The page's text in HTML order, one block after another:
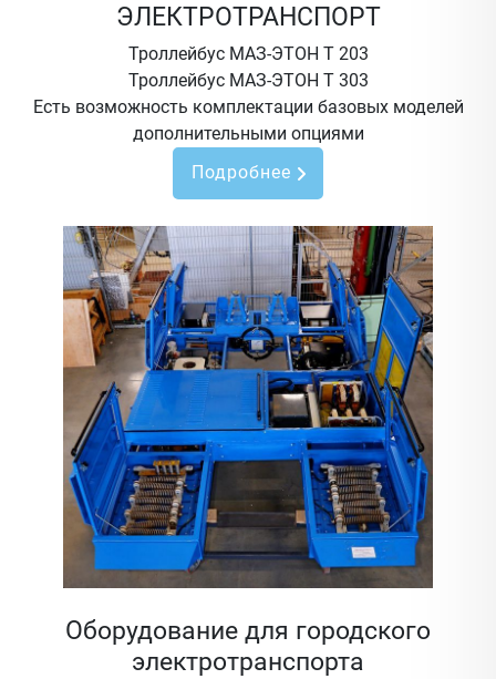
ЭЛЕКТРОТРАНСПОРТ
Троллейбус МАЗ-ЭТОН Т 203
Троллейбус МАЗ-ЭТОН Т 303
Есть возможность комплектации базовых моделей
дополнительными опциями
Подробнее
Оборудование для городского
электротранспорта